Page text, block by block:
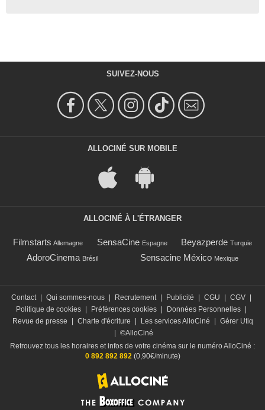
SUIVEZ-NOUS
ALLOCINÉ SUR MOBILE
ALLOCINÉ À L'ÉTRANGER
Filmstarts Allemagne SensaCine Espagne Beyazperde Turquie
AdoroCinema Brésil Sensacine México Mexique
Contact Qui sommes-nous Recrutement Publicité CGU CGV
Politique de cookies
Préférences cookies Données Personnelles
Revue de presse
Charte d'écriture Les services AlloCiné
Gérer Utiq
©AlloCiné
Retrouvez tous les horaires et infos de votre cinéma sur le numéro AlloCiné :
0 892 892 892(0,90€/minute)